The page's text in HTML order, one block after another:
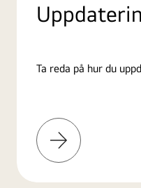
Ta reda på hur du
Läs
mer